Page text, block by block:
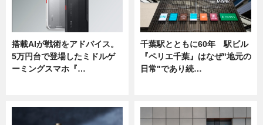
搭載AIが戦術をアドバイス。
5万円台で登場したミドルゲ
ーミングスマホ『…
千葉駅とともに60年 駅ビル
『ペリエ千葉』はなぜ"地元の
日常"であり続…